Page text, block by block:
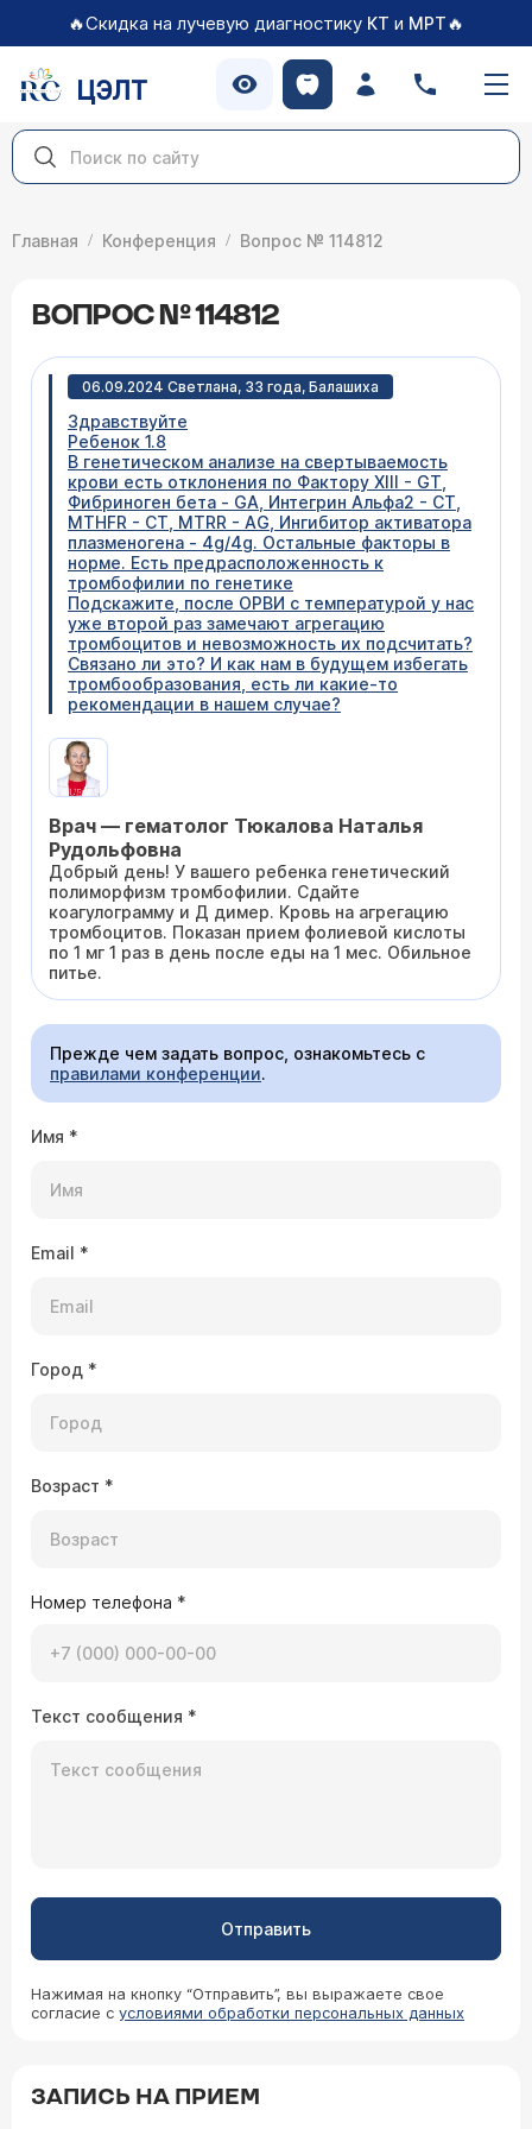
🔥Скидка на лучевую диагностику КТ и МРТ🔥
ЦЭЛТ
Главная Конференция Вопрос № 114812
ВОПРОС № 114812
06.09.2024 Светлана, 33 года, Балашиха
Здравствуйте
Ребенок 1.8
В генетическом анализе на свертываемость
крови есть отклонения по Фактору XIII - GT,
Фибриноген бета - GA, Интегрин Альфа2 - CT,
MTHFR - CT, MTRR - AG, Ингибитор активатора
плазменогена - 4g/4g. Остальные факторы в
норме. Есть предрасположенность к
тромбофилии по генетике
Подскажите, после ОРВИ с температурой у нас
уже второй раз замечают агрегацию
тромбоцитов и невозможность их подсчитать?
Связано ли это? И как нам в будущем избегать
тромбообразования, есть ли какие-то
рекомендации в нашем случае?
Врач — гематолог Тюкалова Наталья
Рудольфовна
Добрый день! У вашего ребенка генетический
полиморфизм тромбофилии. Сдайте
коагулограмму и Д димер. Кровь на агрегацию
тромбоцитов. Показан прием фолиевой кислоты
по 1 мг 1 раз в день после еды на 1 мес. Обильное
питье.
Прежде чем задать вопрос, ознакомьтесь с
правилами конференции.
Имя *
Email *
Город *
Возраст *
Номер телефона *
Текст сообщения *
Отправить
Нажимая на кнопку “Отправить”, вы выражаете свое
согласие с условиями обработки персональных данных
ЗАПИСЬ НА ПРИЕМ